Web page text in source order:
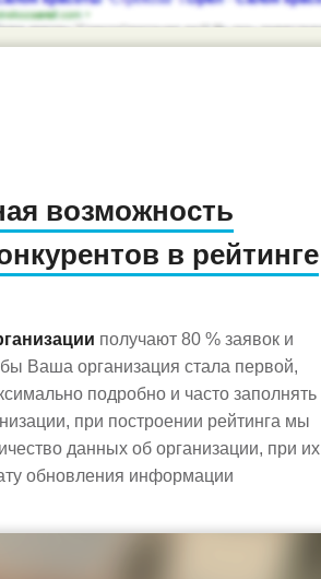
возможность
в рейтинге
получают 80 % заявок и
Ваша организация стала первой,
подробно и часто заполнять
при построении рейтинга мы
данных об организации, при их
обновления информации